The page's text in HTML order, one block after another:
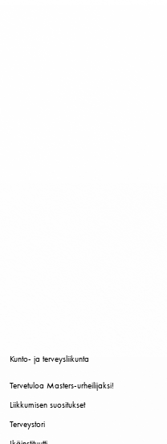
Kunto- ja terveysliikunta
Tervetuloa Masters-urheilijaksi!
Liikkumisen suositukset
Terveystori